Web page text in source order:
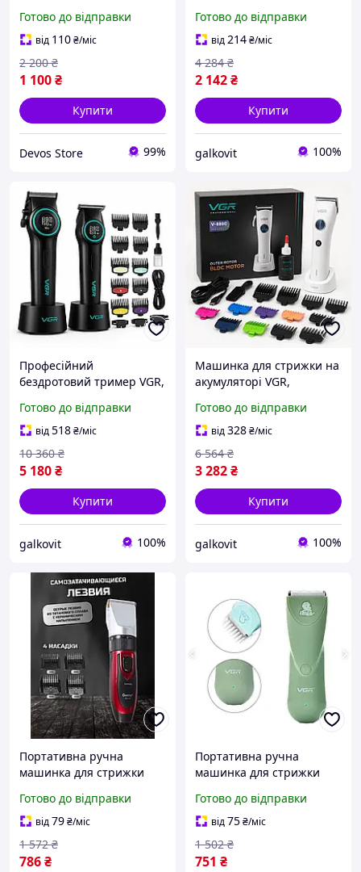
Машинка для стрижки
волосся бездротова, THO
Готово до відправки
від 110₴/міс
1 100₴
2 200 ₴
Купити
Devos Store 99%
Бездротовий тример для
стрижки волосся CT-20
Готово до відправки
від214₴/міс
2 142₴
4 284 ₴
Купити
galkovit 100%
Професійний
бездротовий тример VGR,
машинка для стрижки
волосся, Тример
бездротовий MN-33
Готово до відправки
від518₴/міс
5 180₴
10 360 ₴
Купити
galkovit 100%
Машинка для стрижки на
акумуляторі VGR,
машинка для стрижки
волосся EY-56
Готово до відправки
від328₴/міс
3 282₴
6 564 ₴
Купити
galkovit 100%
Портативна ручна
машинка для стрижки
Машинка для видалення
волосся на обличчі, AST
Готово до відправки
від79₴/міс
786₴
1 572 ₴
Портативна ручна
машинка для стрижки
стрижки голови (Детская),
AST
Готово до відправки
від75₴/міс
751 ₴
1 502 ₴